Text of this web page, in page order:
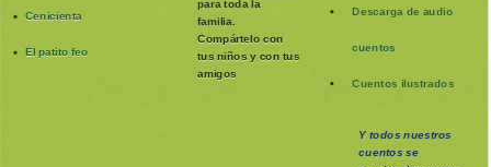
Cenicienta
El patito feo
para toda la
familia
Compártelo con
tus niños y con tus
amigos
Descarga de audio
cuentos
Cuentos ilustrados
Y todos nuestros
cuentos se